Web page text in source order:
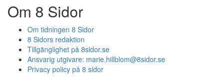
Om 8 Sidor
Om tidningen 8 Sidor
8 Sidors redaktion
Tillgänglighet på 8sidor.se
Ansvarig utgivare: marie.hillblom@8sidor.se
Privacy policy på 8 sidor